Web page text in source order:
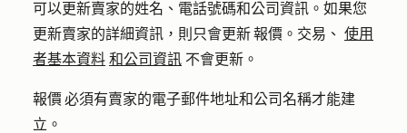
可以更新賣家的姓名、電話號碼和公司資訊。如果您
更新賣家的詳細資訊，則只會更新 報價。交易、 使用
者基本資料 和公司資訊 不會更新。
報價 必須有賣家的電子郵件地址和公司名稱才能建
立。